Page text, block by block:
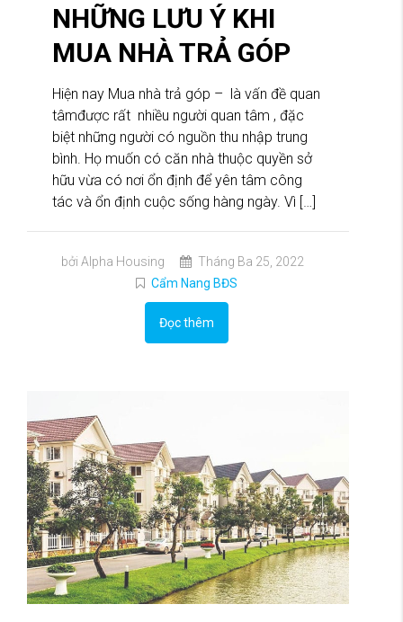
NHỮNG LƯU Ý KHI
MUA NHÀ TRẢ GÓP
Hiện nay Mua nhà trả góp – là vấn đề quan
tâmđược rất nhiều người quan tâm , đặc
biệt những người có nguồn thu nhập trung
bình. Họ muốn có căn nhà thuộc quyền sở
hữu vừa có nơi ổn định để yên tâm công
tác và ổn định cuộc sống hàng ngày. Vì […]
bởi Alpha Housing
Tháng Ba 25, 2022
Cẩm Nang BĐS
Đọc thêm